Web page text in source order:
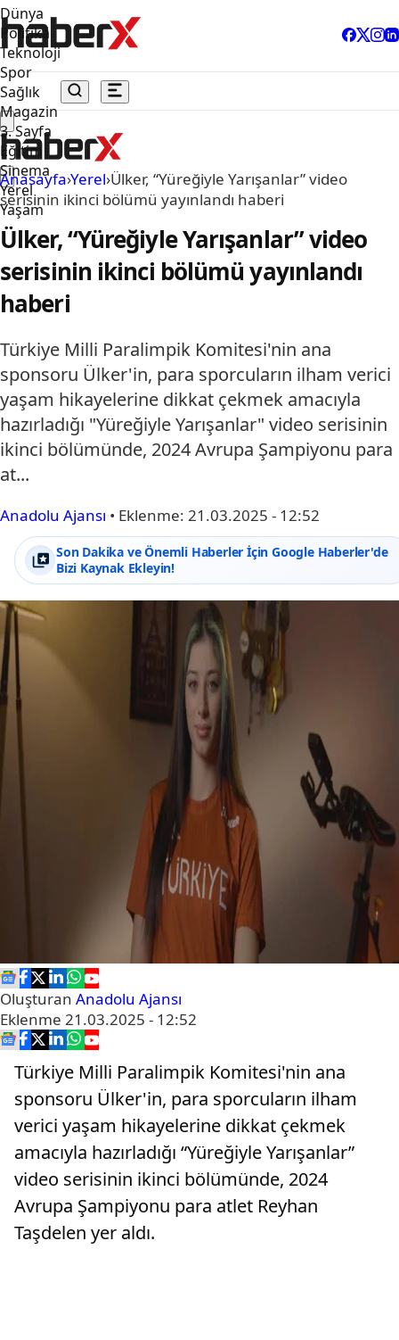
Dünya
Politika
Teknoloji
Spor
Sağlık
Magazin
3. Sayfa
Eğitim
Sinema
Yerel
Yaşam
Anasayfa›Yerel›Ülker, “Yüreğiyle Yarışanlar” video
serisinin ikinci bölümü yayınlandı haberi
Ülker, “Yüreğiyle Yarışanlar” video
serisinin ikinci bölümü yayınlandı
haberi
Türkiye Milli Paralimpik Komitesi'nin ana
sponsoru Ülker'in, para sporcuların ilham verici
yaşam hikayelerine dikkat çekmek amacıyla
hazırladığı "Yüreğiyle Yarışanlar" video serisinin
ikinci bölümünde, 2024 Avrupa Şampiyonu para
at...
Anadolu Ajansı • Eklenme: 21.03.2025 - 12:52
Son Dakika ve Önemli Haberler İçin Google Haberler'de
Bizi Kaynak Ekleyin!
Oluşturan Anadolu Ajansı
Eklenme 21.03.2025 - 12:52
Türkiye Milli Paralimpik Komitesi'nin ana
sponsoru Ülker'in, para sporcuların ilham
verici yaşam hikayelerine dikkat çekmek
amacıyla hazırladığı “Yüreğiyle Yarışanlar”
video serisinin ikinci bölümünde, 2024
Avrupa Şampiyonu para atlet Reyhan
Taşdelen yer aldı.